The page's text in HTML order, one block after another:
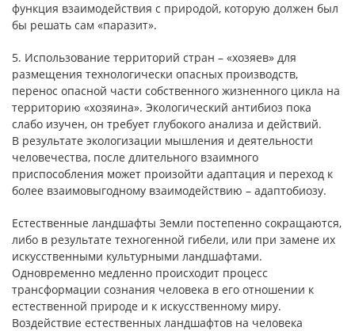
функция взаимодействия с природой, которую должен был
бы решать сам «паразит».
5. Использование территорий стран – «хозяев» для
размещения технологически опасных производств,
перенос опасной части собственного жизненного цикла на
территорию «хозяина». Экологический антибиоз пока
слабо изучен, он требует глубокого анализа и действий.
В результате экологизации мышления и деятельности
человечества, после длительного взаимного
приспособления может произойти адаптация и переход к
более взаимовыгодному взаимодействию – адаптобиозу.
Естественные ландшафты Земли постепенно сокращаются,
либо в результате техногенной гибели, или при замене их
искусственными культурными ландшафтами.
Одновременно медленно происходит процесс
трансформации сознания человека в его отношении к
естественной природе и к искусственному миру.
Воздействие естественных ландшафтов на человека